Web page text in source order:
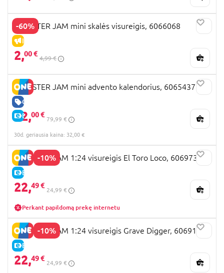
-60%
IŠPARDAVIMAS
MONSTER JAM mini skalės visureigis, 6066068
2,00 €
4,99 €
GERA KAINA
E-KAINA
MONSTER JAM mini advento kalendorius, 6065437
32,00 €
79,99 €
30d. geriausia kaina: 32,00 €
-10%
E-KAINA
MONSTER JAM 1:24 visureigis El Toro Loco, 6069732
22,49 €
24,99 €
Perkant papildomą prekę internetu
-10%
E-KAINA
MONSTER JAM 1:24 visureigis Grave Digger, 6069137
22,49 €
24,99 €